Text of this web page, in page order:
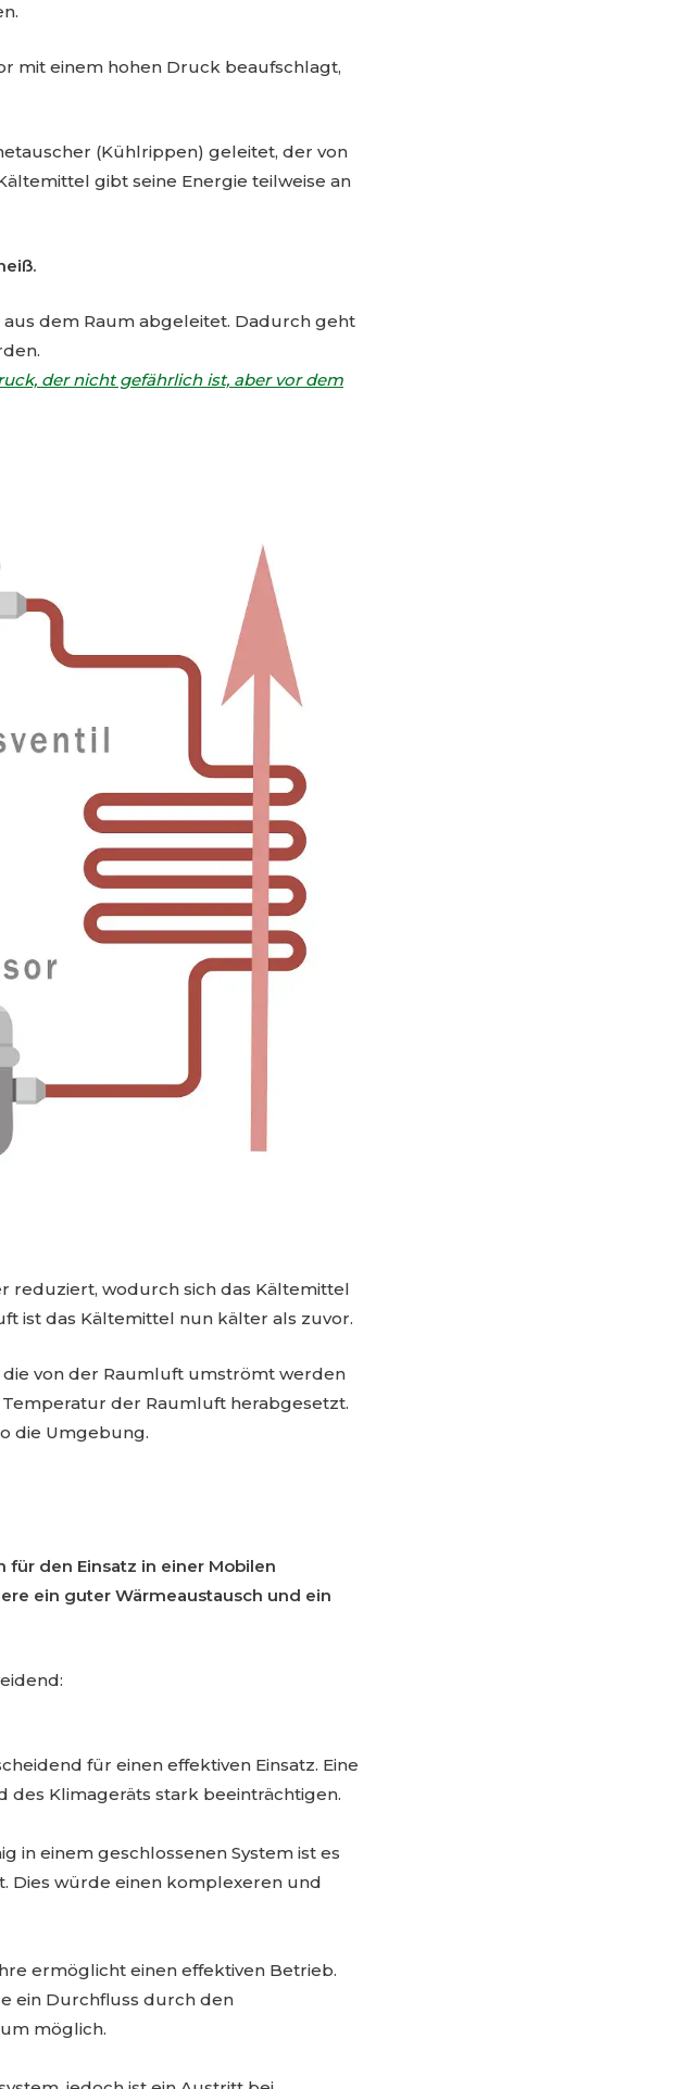
mit einem hohen Druck beaufschlagt,
(Kühlrippen) geleitet, der von
gibt seine Energie teilweise an
dem Raum abgeleitet. Dadurch geht
der nicht gefährlich ist, aber vor dem
reduziert, wodurch sich das Kältemittel
ist das Kältemittel nun kälter als zuvor.
von der Raumluft umströmt werden
der Raumluft herabgesetzt.
die Umgebung.
den Einsatz in einer Mobilen
ein guter Wärmeaustausch und ein
für einen effektiven Einsatz. Eine
Klimageräts stark beeinträchtigen.
in einem geschlossenen System ist es
Dies würde einen komplexeren und
ermöglicht einen effektiven Betrieb.
ein Durchfluss durch den
möglich.